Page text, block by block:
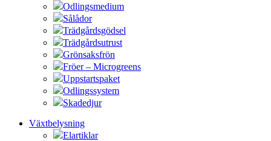
Odlingsmedium
Sålådor
Trädgårdsgödsel
Trädgårdsutrust
Grönsaksfrön
Fröer – Microgreens
Uppstartspaket
Odlingssystem
Skadedjur
Växtbelysning
Elartiklar